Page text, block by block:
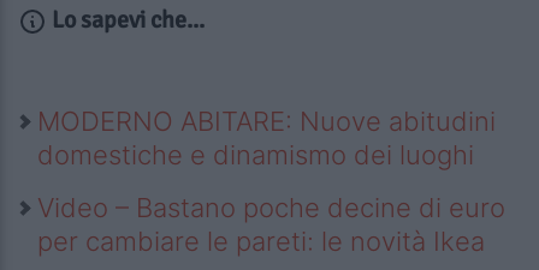
Lo sapevi che...
MODERNO ABITARE: Nuove abitudini
domestiche e dinamismo dei luoghi
Video – Bastano poche decine di euro
per cambiare le pareti: le novità Ikea